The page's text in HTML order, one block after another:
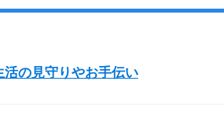
の見守りやお手伝い